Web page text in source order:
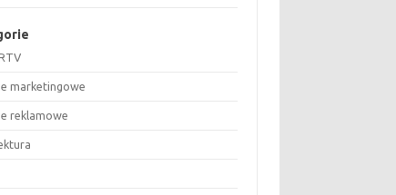
marketingowe
reklamowe